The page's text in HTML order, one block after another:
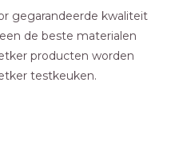
gegarandeerde kwaliteit
de beste materialen
producten worden
testkeuken.